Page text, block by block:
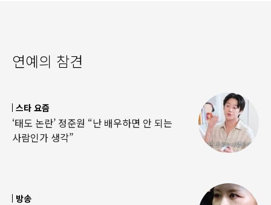
연예의 참견
스타 요즘
‘태도 논란’ 정준원 “난 배우하면 안 되는
사람인가 생각”
방송